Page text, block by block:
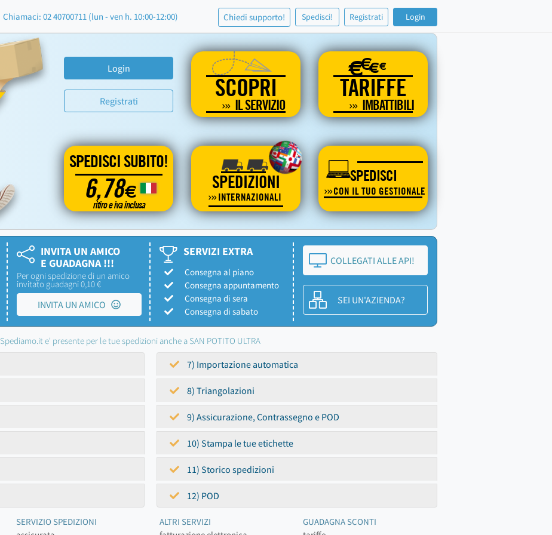
Chiamaci: 02 40700711 (lun - ven h. 10:00-12:00) Chiedi supporto! Spedisci! Registrati Login
Login
Registrati SCOPRI
IL SERVIZIO
€€€€
TARIFFE
IMBATTIBILI
SPEDISCI SUBITO!
6,78€
ritiro e iva inclusa
SPEDIZIONI
INTERNAZIONALI
SPEDISCI
CON IL TUO GESTIONALE
INVITA UN AMICO
E GUADAGNA !!!
Per ogni spedizione di un amico
invitato guadagni 0,10 €
INVITA UN AMICO
SERVIZI EXTRA
Consegna al piano
Consegna appuntamento
Consegna di sera
Consegna di sabato
COLLEGATI ALLE API!
SEI UN'AZIENDA?
Spediamo.it e' presente per le tue spedizioni anche a SAN POTITO ULTRA
7) Importazione automatica
8) Triangolazioni
9) Assicurazione, Contrassegno e POD
10) Stampa le tue etichette
11) Storico spedizioni
12) POD
SERVIZIO SPEDIZIONI
ALTRI SERVIZI
GUADAGNA SCONTI